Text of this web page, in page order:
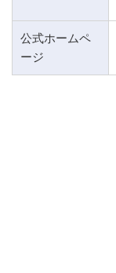
公式ホームペ
ージ